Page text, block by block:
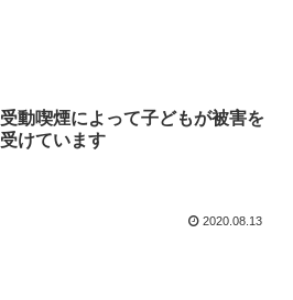
受動喫煙によって子どもが被害を
受けています
2020.08.13